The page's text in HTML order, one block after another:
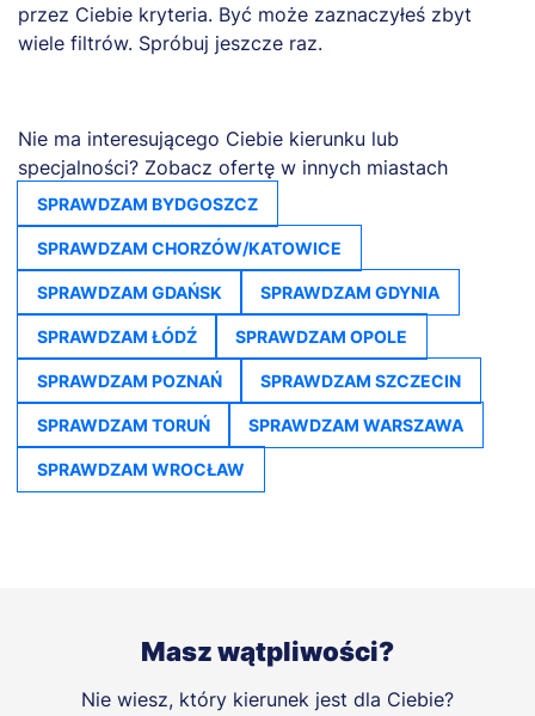
przez Ciebie kryteria. Być może zaznaczyłeś zbyt
wiele filtrów. Spróbuj jeszcze raz.
Nie ma interesującego Ciebie kierunku lub
specjalności? Zobacz ofertę w innych miastach
SPRAWDZAM BYDGOSZCZ
SPRAWDZAM CHORZÓW/KATOWICE
SPRAWDZAM GDAŃSK SPRAWDZAM GDYNIA
SPRAWDZAM ŁÓDŹ SPRAWDZAM OPOLE
SPRAWDZAM POZNAŃ SPRAWDZAM SZCZECIN
SPRAWDZAM TORUŃ SPRAWDZAM WARSZAWA
SPRAWDZAM WROCŁAW
Masz wątpliwości?
Nie wiesz, który kierunek jest dla Ciebie?